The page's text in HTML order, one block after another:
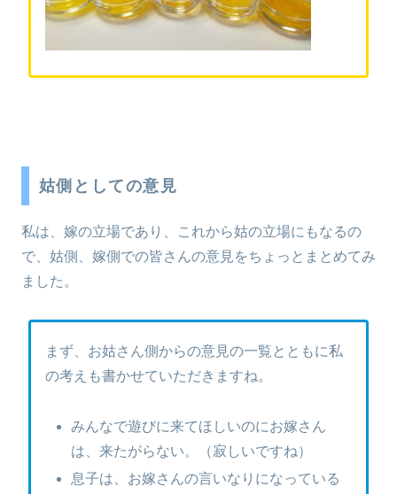
姑側としての意見
私は、嫁の立場であり、これから姑の立場にもなるの
で、姑側、嫁側での皆さんの意見をちょっとまとめてみ
ました。
まず、お姑さん側からの意見の一覧とともに私
の考えも書かせていただきますね。
みんなで遊びに来てほしいのにお嫁さん
は、来たがらない。（寂しいですね）
息子は、お嫁さんの言いなりになっている